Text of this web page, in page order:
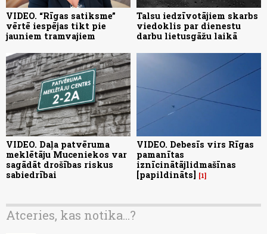
VIDEO. “Rīgas satiksme”
vērtē iespējas tikt pie
jauniem tramvajiem
Talsu iedzīvotājiem skarbs
viedoklis par dienestu
darbu lietusgāžu laikā
VIDEO. Daļa patvēruma
meklētāju Muceniekos var
sagādāt drošības riskus
sabiedrībai
VIDEO. Debesīs virs Rīgas
pamanītas
iznīcinātājlidmašīnas
[papildināts]
1
Atceries, kas notika...?